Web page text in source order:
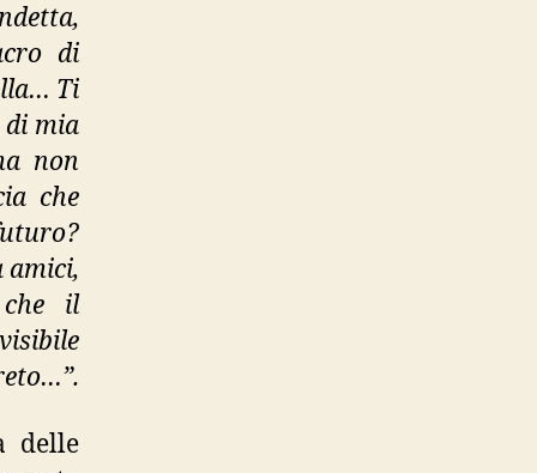
di
Ti
di mia
non
che
amici,
che il
delle